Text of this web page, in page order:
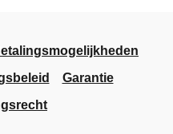
Garantie